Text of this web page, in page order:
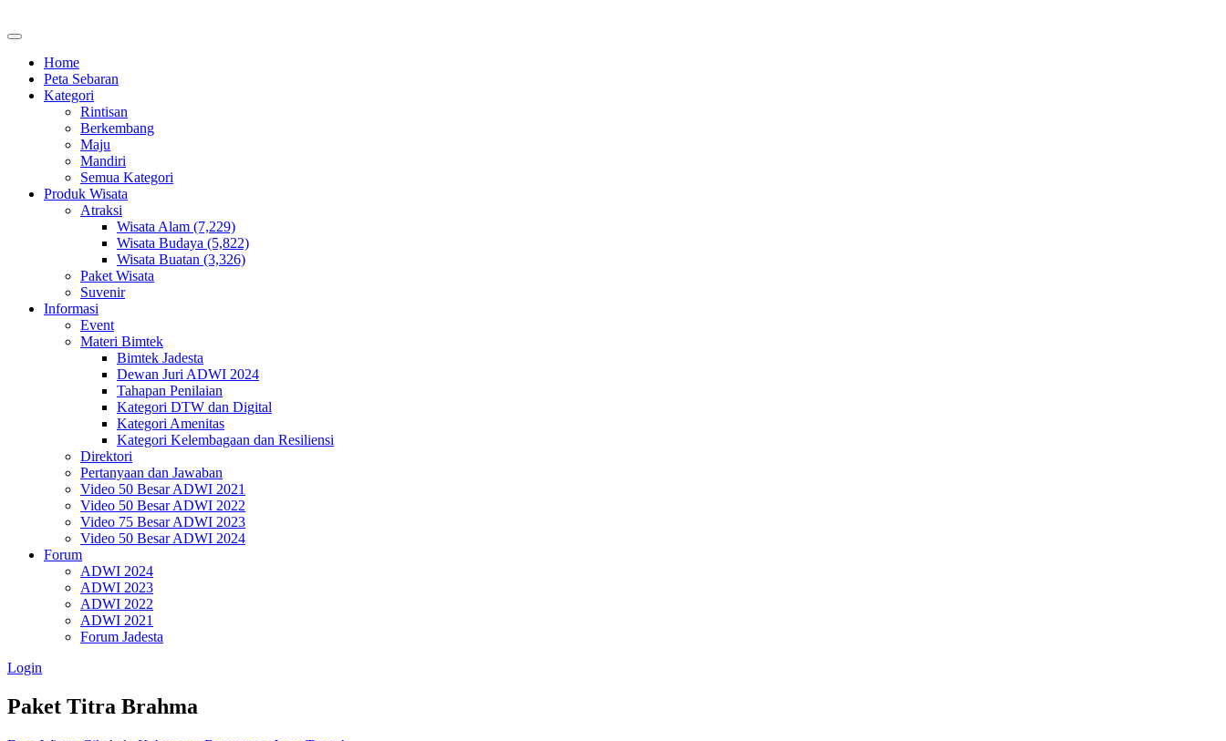
Home
Peta Sebaran
Kategori
Rintisan
Berkembang
Maju
Mandiri
Semua Kategori
Produk Wisata
Atraksi
Wisata Alam (7,229)
Wisata Budaya (5,822)
Wisata Buatan (3,326)
Paket Wisata
Suvenir
Informasi
Event
Materi Bimtek
Bimtek Jadesta
Dewan Juri ADWI 2024
Tahapan Penilaian
Kategori DTW dan Digital
Kategori Amenitas
Kategori Kelembagaan dan Resiliensi
Direktori
Pertanyaan dan Jawaban
Video 50 Besar ADWI 2021
Video 50 Besar ADWI 2022
Video 75 Besar ADWI 2023
Video 50 Besar ADWI 2024
Forum
ADWI 2024
ADWI 2023
ADWI 2022
ADWI 2021
Forum Jadesta
Login
Paket Titra Brahma